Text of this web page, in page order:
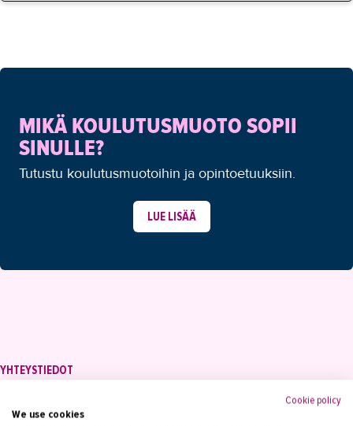
MIKÄ KOULUTUSMUOTO SOPII
SINULLE?
Tutustu koulutusmuotoihin ja opintoetuuksiin.
LUE LISÄÄ
YHTEYSTIEDOT
Cookie policy
We use cookies